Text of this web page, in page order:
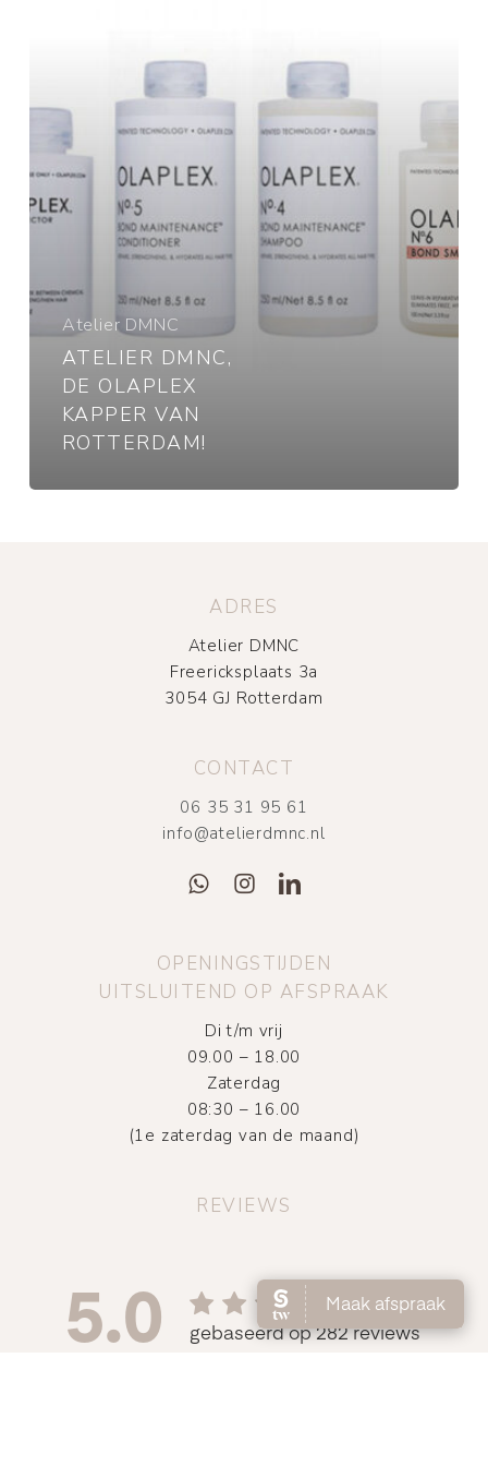
Atelier DMNC
ATELIER DMNC,
DE OLAPLEX
KAPPER VAN
ROTTERDAM!
ADRES
Atelier DMNC
Freericksplaats 3a
3054 GJ Rotterdam
CONTACT
06 35 31 95 61
info@atelierdmnc.nl
OPENINGSTIJDEN
UITSLUITEND OP AFSPRAAK
Di t/m vrij
09.00 – 18.00
Zaterdag
08:30 – 16.00
(1e zaterdag van de maand)
REVIEWS